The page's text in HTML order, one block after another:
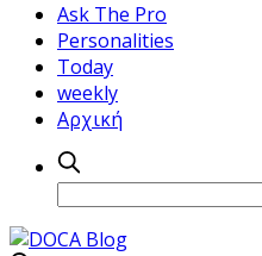
Ask The Pro
Personalities
Today
weekly
Αρχική